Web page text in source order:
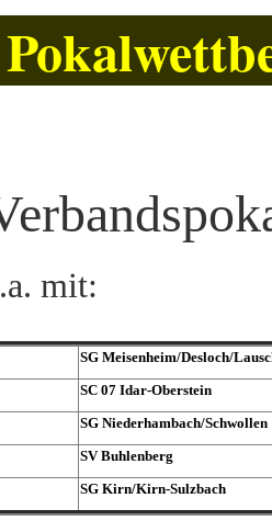
mit:
SG Meisenheim/​Desloch/​
SC 07 Idar-Oberstein
SG Niederhambach/​Schwollen
SV Buhlenberg
SG Kirn/​Kirn-Sulzbach